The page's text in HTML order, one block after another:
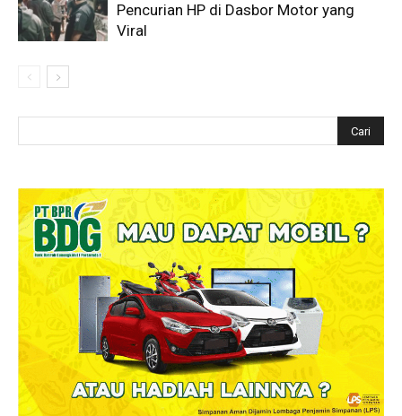
Pencurian HP di Dasbor Motor yang
Viral